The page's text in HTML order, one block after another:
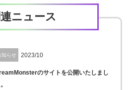
ニュース
知らせ 2023/10
のサイトを公開いたしまし